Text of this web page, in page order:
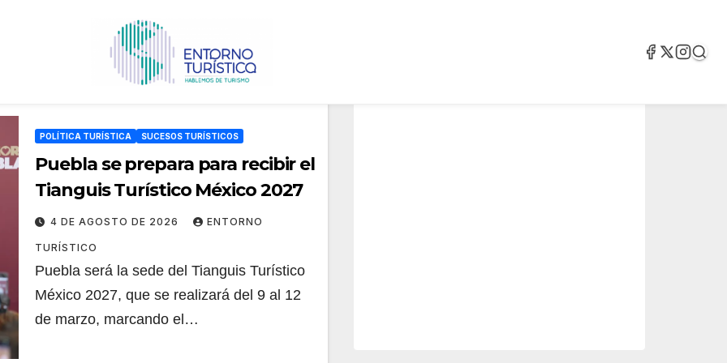
POLÍTICA TURÍSTICA SUCESOS TURÍSTICOS
Puebla se prepara para recibir el
Tianguis Turístico México 2027
4 DE AGOSTO DE 2026 ENTORNO
TURÍSTICO
Puebla será la sede del Tianguis Turístico
México 2027, que se realizará del 9 al 12
de marzo, marcando el…